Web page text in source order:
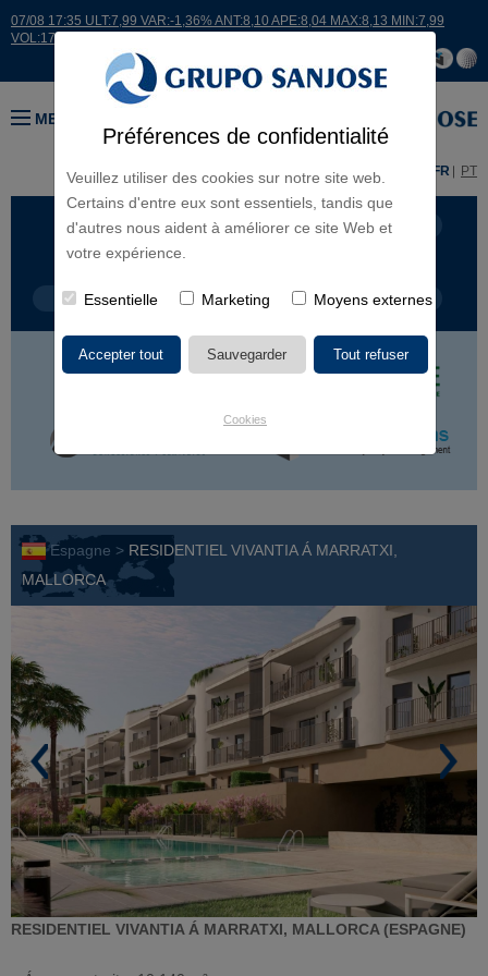
Préférences de confidentialité
Veuillez utiliser des cookies sur notre site web.
Certains d'entre eux sont essentiels, tandis que
d'autres nous aident à améliorer ce site Web et
votre expérience.
Essentielle Marketing Moyens externes
Cookies
07/08 17:35 ULT:7,99 VAR:-1,36% ANT:8,10 APE:8,04 MAX:8,13 MIN:7,99
VOL:17664
MENU
ES FR PT
LIGNES D'ACTIVITÉ CONTINENTS
TYPE DE PROJET NOM DU PROJET
Espagne > RESIDENTIEL VIVANTIA Á MARRATXI,
MALLORCA
RESIDENTIEL VIVANTIA Á MARRATXI, MALLORCA (ESPAGNE)